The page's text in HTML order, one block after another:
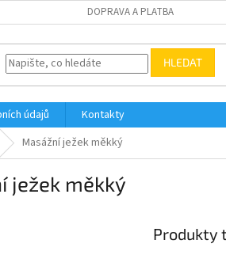
DOPRAVA A PLATBA
HLEDAT
údajů
Kontakty
Masážní ježek měkký
ježek měkký
Produkty